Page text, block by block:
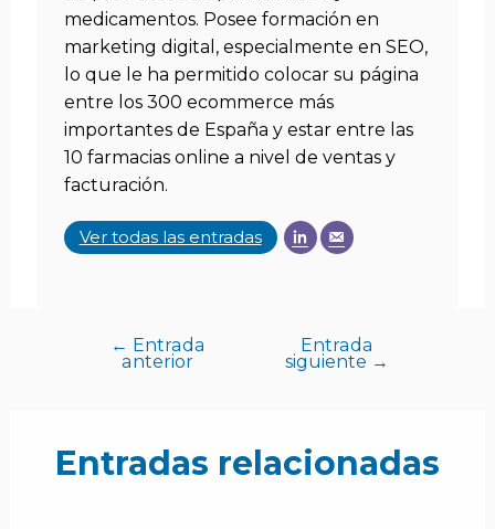
medicamentos. Posee formación en
marketing digital, especialmente en SEO,
lo que le ha permitido colocar su página
entre los 300 ecommerce más
importantes de España y estar entre las
10 farmacias online a nivel de ventas y
facturación.
Ver todas las entradas
← Entrada
anterior
Entrada
siguiente →
Entradas relacionadas